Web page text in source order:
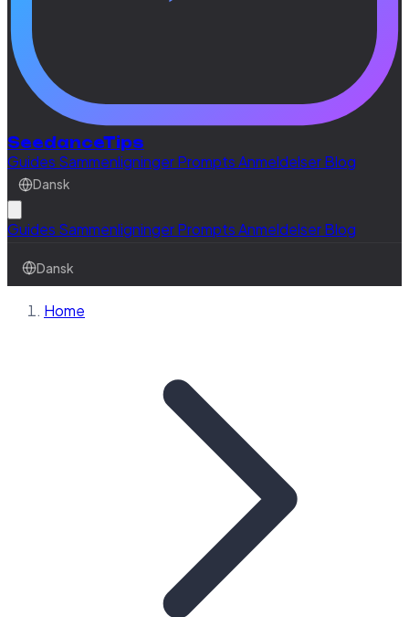
SeedanceTips
Guides SammenligningerPromptsAnmeldelserBlog
Dansk
Guides SammenligningerPromptsAnmeldelserBlog
Dansk
Home